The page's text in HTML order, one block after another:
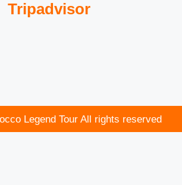
Tripadvisor
Legend Tour All rights reserved